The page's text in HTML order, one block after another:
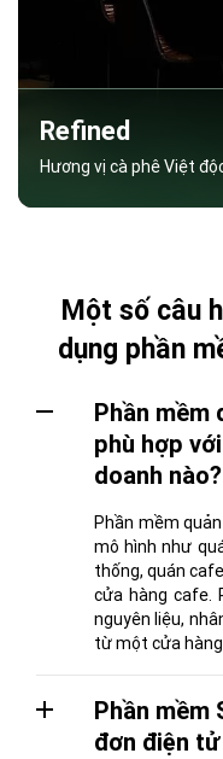
Sakura Coffee
Quán cà phê Nhật đậm
Một số câu
dụng phần
Phần mềm
phù hợp
doanh nào?
Phần mềm
mô hình như
thống, quán
cửa hàng cafe.
nguyên liệu,
từ một cửa
Phần mềm
đơn điện